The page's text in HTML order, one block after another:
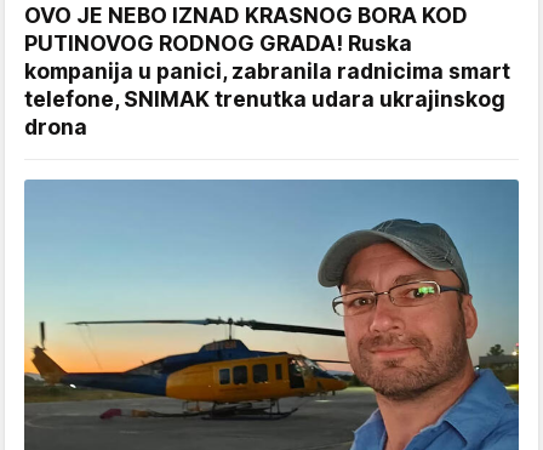
OVO JE NEBO IZNAD KRASNOG BORA KOD
PUTINOVOG RODNOG GRADA! Ruska
kompanija u panici, zabranila radnicima smart
telefone, SNIMAK trenutka udara ukrajinskog
drona